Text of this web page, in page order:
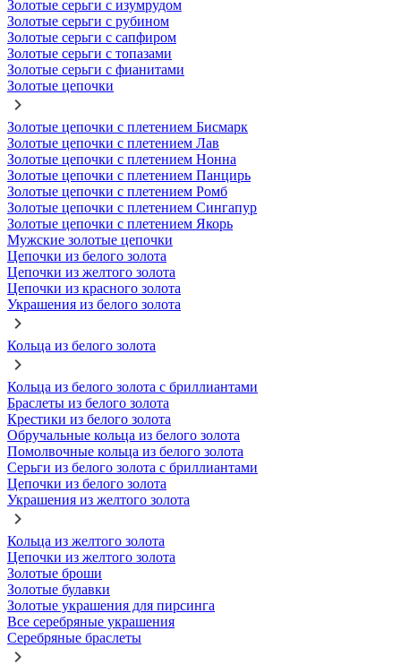
Золотые серьги с изумрудом
Золотые серьги с рубином
Золотые серьги с сапфиром
Золотые серьги с топазами
Золотые серьги с фианитами
Золотые цепочки
Золотые цепочки с плетением Бисмарк
Золотые цепочки с плетением Лав
Золотые цепочки с плетением Нонна
Золотые цепочки с плетением Панцирь
Золотые цепочки с плетением Ромб
Золотые цепочки с плетением Сингапур
Золотые цепочки с плетением Якорь
Мужские золотые цепочки
Цепочки из белого золота
Цепочки из желтого золота
Цепочки из красного золота
Украшения из белого золота
Кольца из белого золота
Кольца из белого золота с бриллиантами
Браслеты из белого золота
Крестики из белого золота
Обручальные кольца из белого золота
Помолвочные кольца из белого золота
Серьги из белого золота с бриллиантами
Цепочки из белого золота
Украшения из желтого золота
Кольца из желтого золота
Цепочки из желтого золота
Золотые броши
Золотые булавки
Золотые украшения для пирсинга
Все серебряные украшения
Серебряные браслеты